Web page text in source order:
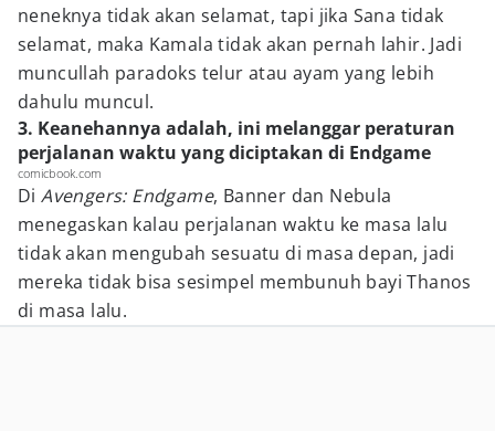
neneknya tidak akan selamat, tapi jika Sana tidak
selamat, maka Kamala tidak akan pernah lahir. Jadi
muncullah paradoks telur atau ayam yang lebih
dahulu muncul.
3. Keanehannya adalah, ini melanggar peraturan
perjalanan waktu yang diciptakan di Endgame
comicbook.com
DiAvengers: Endgame, Banner dan Nebula
menegaskan kalau perjalanan waktu ke masa lalu
tidak akan mengubah sesuatu di masa depan, jadi
mereka tidak bisa sesimpel membunuh bayi Thanos
di masa lalu.